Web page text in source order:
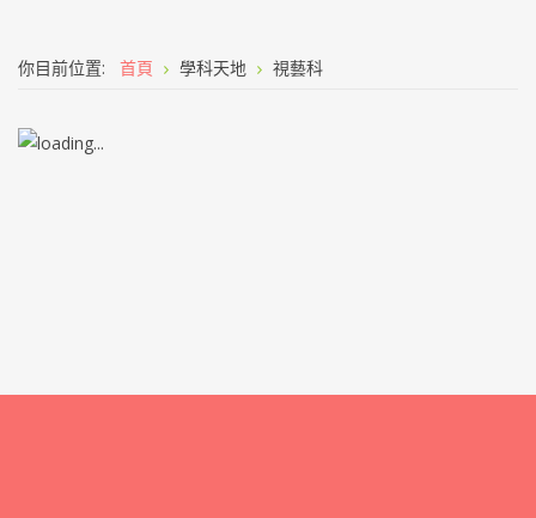
你目前位置: 首頁 學科天地 視藝科